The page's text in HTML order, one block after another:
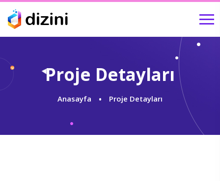
Proje Detayları
Anasayfa Proje Detayları